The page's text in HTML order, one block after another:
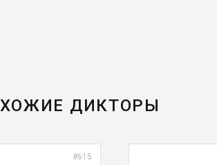
ДИКТОРЫ
#615